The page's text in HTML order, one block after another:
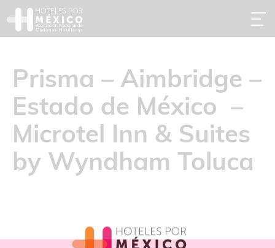
Prisma – Aimbridge –
Estado de México –
Microtel Inn & Suites
by Wyndham Toluca